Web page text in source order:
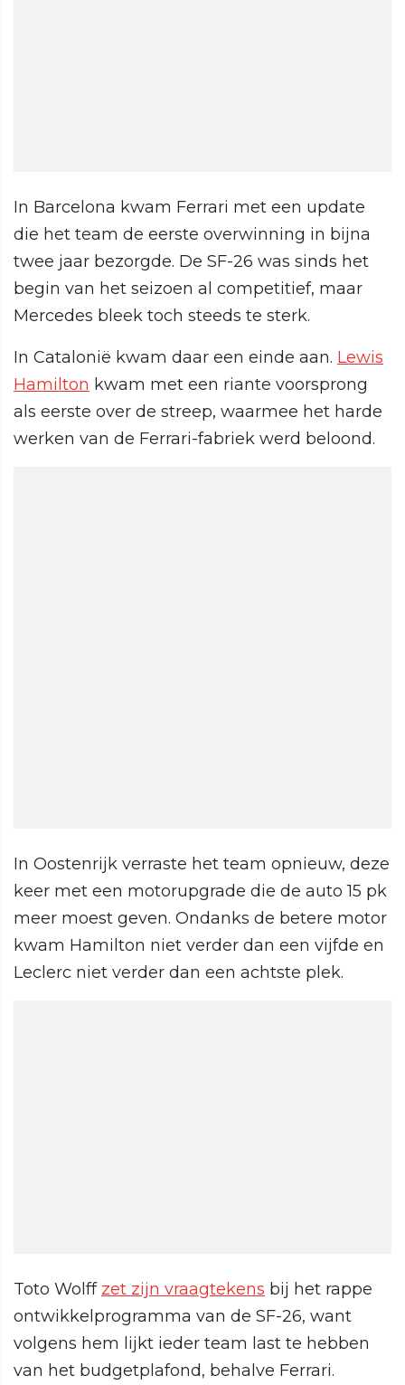
In Barcelona kwam Ferrari met een update
die het team de eerste overwinning in bijna
twee jaar bezorgde. De SF-26 was sinds het
begin van het seizoen al competitief, maar
Mercedes bleek toch steeds te sterk.
In Catalonië kwam daar een einde aan. Lewis
Hamilton kwam met een riante voorsprong
als eerste over de streep, waarmee het harde
werken van de Ferrari-fabriek werd beloond.
In Oostenrijk verraste het team opnieuw, deze
keer met een motorupgrade die de auto 15 pk
meer moest geven. Ondanks de betere motor
kwam Hamilton niet verder dan een vijfde en
Leclerc niet verder dan een achtste plek.
Toto Wolff zet zijn vraagtekens bij het rappe
ontwikkelprogramma van de SF-26, want
volgens hem lijkt ieder team last te hebben
van het budgetplafond, behalve Ferrari.